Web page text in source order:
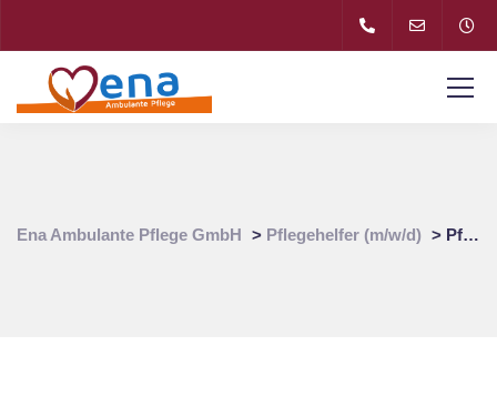
Ena Ambulante Pflege GmbH > Pflegehelfer (m/w/d) > Pflegehelfer (m/w/d) für Pflegedienst in 80993 Moosach